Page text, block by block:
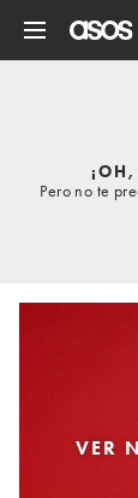
Pero no te
VER